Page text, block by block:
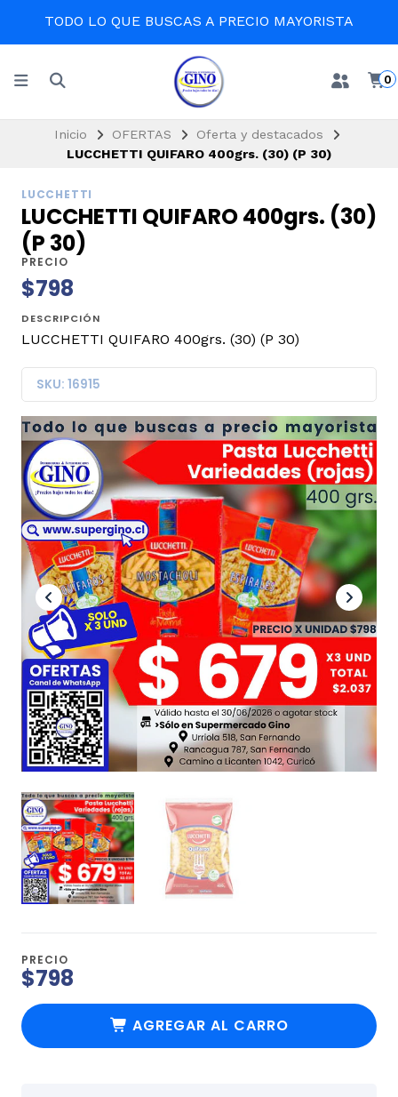
TODO LO QUE BUSCAS A PRECIO MAYORISTA
0
Inicio OFERTAS
Oferta y destacados
LUCCHETTI QUIFARO 400grs. (30) (P 30)
LUCCHETTI
LUCCHETTI QUIFARO 400grs. (30)
(P 30)
PRECIO
$798
DESCRIPCIÓN
LUCCHETTI QUIFARO 400grs. (30) (P 30)
SKU: 16915
PRECIO
$798
AGREGAR AL CARRO